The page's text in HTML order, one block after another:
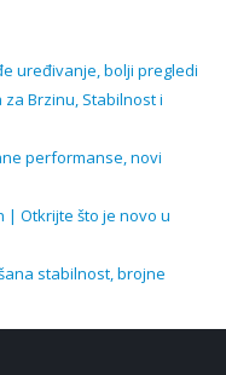
uređivanje, bolji pregledi
Brzinu, Stabilnost i
performanse, novi
| Otkrijte što je novo u
stabilnost, brojne